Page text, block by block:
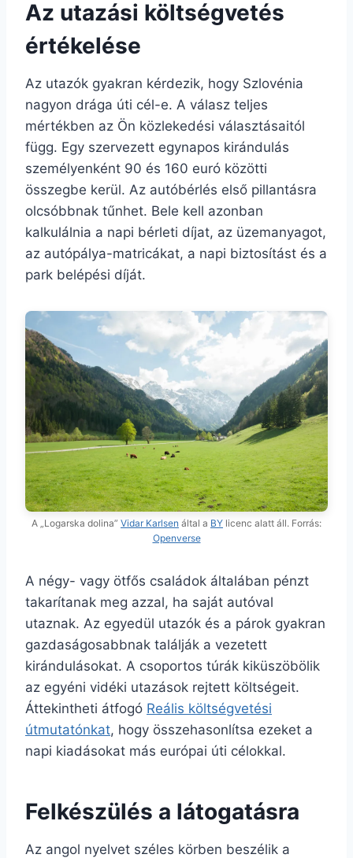
Az utazási költségvetés
értékelése
Az utazók gyakran kérdezik, hogy Szlovénia
nagyon drága úti cél-e. A válasz teljes
mértékben az Ön közlekedési választásaitól
függ. Egy szervezett egynapos kirándulás
személyenként 90 és 160 euró közötti
összegbe kerül. Az autóbérlés első pillantásra
olcsóbbnak tűnhet. Bele kell azonban
kalkulálnia a napi bérleti díjat, az üzemanyagot,
az autópálya-matricákat, a napi biztosítást és a
park belépési díját.
A „Logarska dolina” Vidar Karlsen által a BY licenc alatt áll. Forrás:
Openverse
A négy- vagy ötfős családok általában pénzt
takarítanak meg azzal, ha saját autóval
utaznak. Az egyedül utazók és a párok gyakran
gazdaságosabbnak találják a vezetett
kirándulásokat. A csoportos túrák kiküszöbölik
az egyéni vidéki utazások rejtett költségeit.
Áttekintheti átfogó Reális költségvetési
útmutatónkat, hogy összehasonlítsa ezeket a
napi kiadásokat más európai úti célokkal.
Felkészülés a látogatásra
Az angol nyelvet széles körben beszélik a